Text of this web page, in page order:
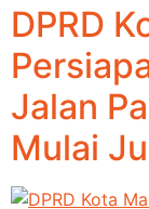
DPRD
Jalan
Mulai